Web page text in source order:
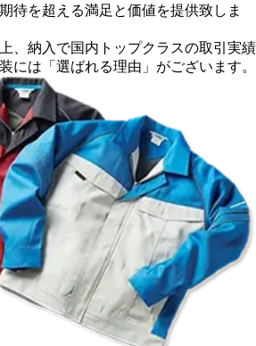
待を超える満足と価値を提供致しま
、納入で国内トップクラスの取引実績
には「選ばれる理由」がございます。